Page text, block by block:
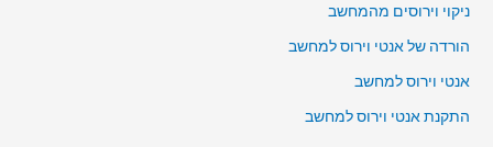
ניקוי וירוסים מהמחשב
הורדה של אנטי וירוס למחשב
אנטי וירוס למחשב
התקנת אנטי וירוס למחשב